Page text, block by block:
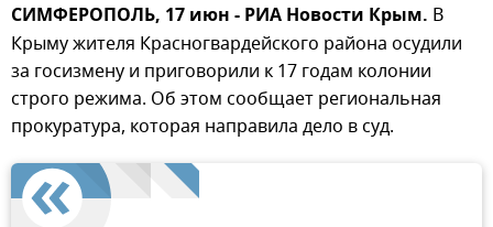
СИМФЕРОПОЛЬ, 17 июн - РИА Новости Крым. В
Крыму жителя Красногвардейского района осудили
за госизмену и приговорили к 17 годам колонии
строго режима. Об этом сообщает региональная
прокуратура, которая направила дело в суд.